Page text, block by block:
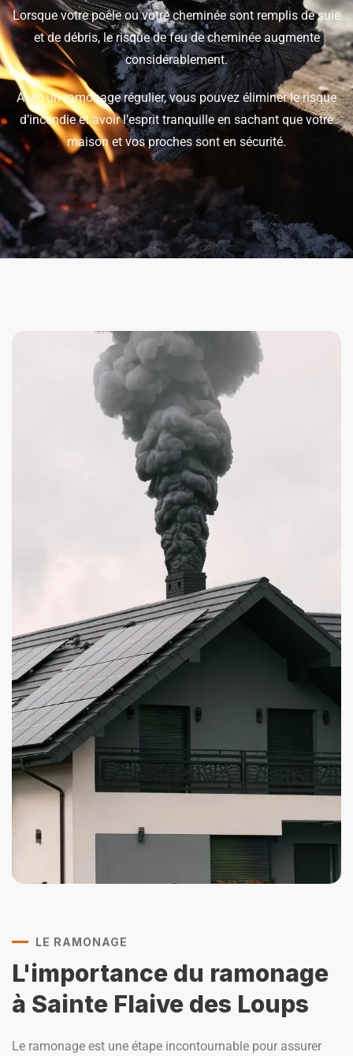
Lorsque votre poêle ou votre cheminée sont remplis de suie
et de débris, le risque de feu de cheminée augmente
considérablement.
Avec un ramonage régulier, vous pouvez éliminer le risque
d’incendie et avoir l’esprit tranquille en sachant que votre
maison et vos proches sont en sécurité.
LE RAMONAGE
L'importance du ramonage
à Sainte Flaive des Loups
Le ramonage est une étape incontournable pour assurer